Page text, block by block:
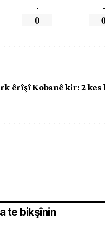
.
0
.
êrîşî Kobanê kir: 2
te bikşînin